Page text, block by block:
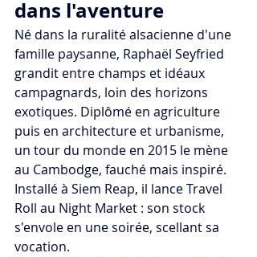
dans l'aventure
Né dans la ruralité alsacienne d'une
famille paysanne, Raphaël Seyfried
grandit entre champs et idéaux
campagnards, loin des horizons
exotiques. Diplômé en agriculture
puis en architecture et urbanisme,
un tour du monde en 2015 le mène
au Cambodge, fauché mais inspiré.
Installé à Siem Reap, il lance Travel
Roll au Night Market : son stock
s'envole en une soirée, scellant sa
vocation.